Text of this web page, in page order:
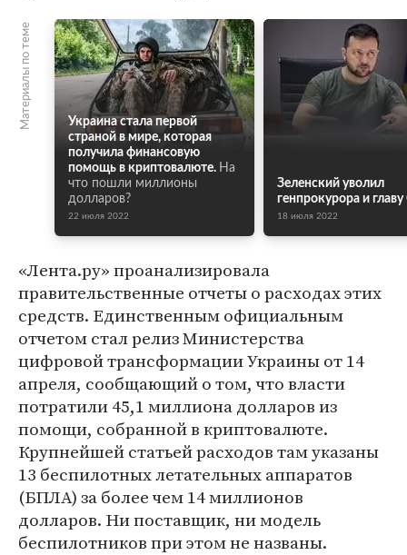
Материалы по теме
Украина стала первой
страной в мире, которая
получила финансовую
помощь в криптовалюте. На
что пошли миллионы
долларов?
22 июля 2022
Зеленский уволил
генпрокурора и
18 июля 2022
«Лента.ру» проанализировала
правительственные отчеты о расходах этих
средств. Единственным официальным
отчетом стал релиз Министерства
цифровой трансформации Украины от 14
апреля, сообщающий о том, что власти
потратили 45,1 миллиона долларов из
помощи, собранной в криптовалюте.
Крупнейшей статьей расходов там указаны
13 беспилотных летательных аппаратов
(БПЛА) за более чем 14 миллионов
долларов. Ни поставщик, ни модель
беспилотников при этом не названы.